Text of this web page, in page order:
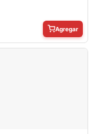
Agregar